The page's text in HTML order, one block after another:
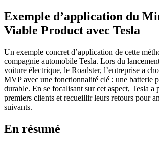
Exemple d’application du
Viable Product avec Tesla
Un exemple concret d’application de cette
compagnie automobile Tesla. Lors du
voiture électrique, le Roadster, l’entreprise a
MVP avec une fonctionnalité clé : une batterie
durable. En se focalisant sur cet aspect, Tesla a
premiers clients et recueillir leurs retours pour
suivants.
En résumé